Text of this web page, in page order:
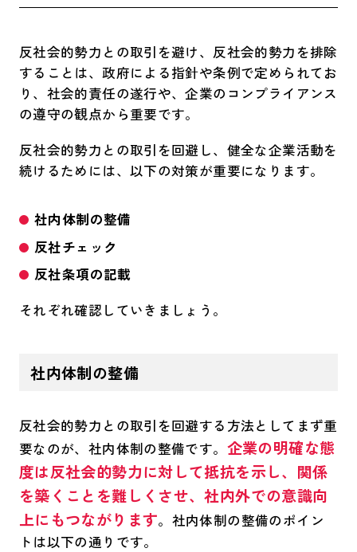
反社会的勢力との取引を避け、反社会的勢力を排除
することは、政府による指針や条例で定められてお
り、社会的責任の遂行や、企業のコンプライアンス
の遵守の観点から重要です。
反社会的勢力との取引を回避し、健全な企業活動を
続けるためには、以下の対策が重要になります。
社内体制の整備
反社チェック
反社条項の記載
それぞれ確認していきましょう。
社内体制の整備
反社会的勢力との取引を回避する方法としてまず重
要なのが、社内体制の整備です。 企業の明確な態
度は反社会的勢力に対して抵抗を示し、関係
を築くことを難しくさせ、社内外での意識向
上にもつながります。社内体制の整備のポイン
トは以下の通りです。